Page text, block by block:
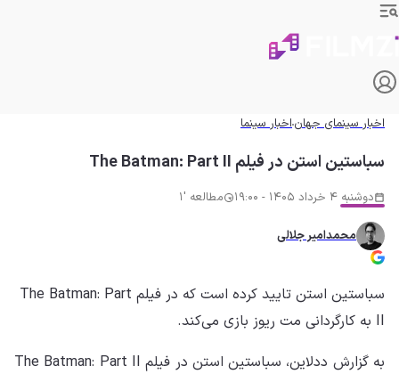
اخبار سینمای جهاناخبار سینما
سباستین استن در فیلم The Batman: Part II
دوشنبه 4 خرداد 1405 - 19:00 مطالعه '1
محمدامیر جلالی
سباستین استن تایید کرده است که در فیلم The Batman: Part
II به کارگردانی مت ریوز بازی می‌کند.
به گزارش ددلاین، سباستین استن در فیلم The Batman: Part II